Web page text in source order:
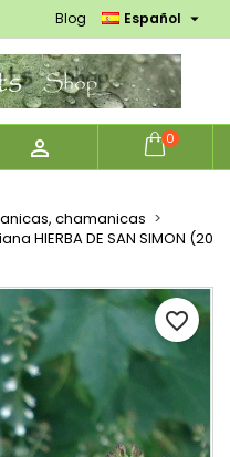
Español 
Blog
 0
chamanicas
HIERBA DE SAN SIMON (20
favorite_border
×
×
Crear lista de deseos
×
productos en su